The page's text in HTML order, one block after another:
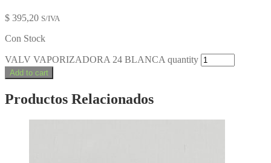
$ 395,20 S/IVA
Con Stock
VALV VAPORIZADORA 24 BLANCA quantity
Add to cart
Productos Relacionados